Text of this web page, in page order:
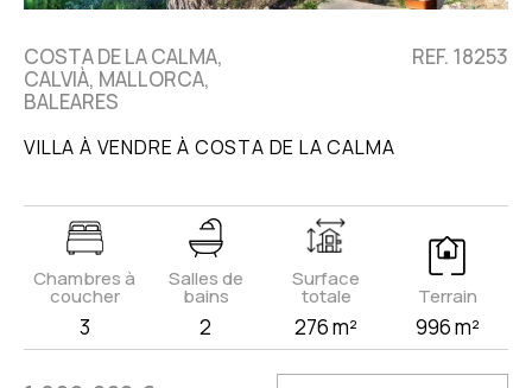
COSTA DE LA CALMA,
CALVIÀ, MALLORCA,
BALEARES
REF. 18253
VILLA À VENDRE À COSTA DE LA CALMA
Chambres à
coucher
3
Salles de
bains
2
Surface
totale
276 m²
Terrain
996 m²